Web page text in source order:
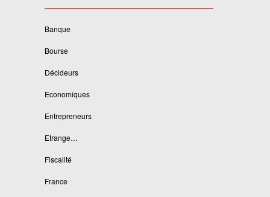
Banque
Bourse
Décideurs
Economiques
Entrepreneurs
Etrange…
Fiscalité
France